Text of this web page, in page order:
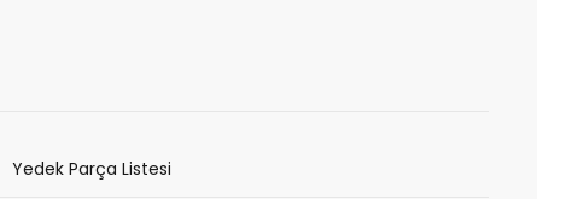
Yedek Parça Listesi